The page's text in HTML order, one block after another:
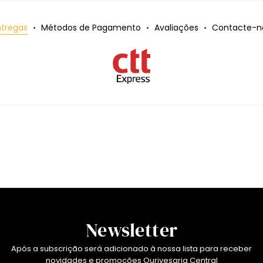
Métodos de Pagamento Avaliações Contacte-
Newsletter
Após a subscrição será adicionado à nossa lista para receber
novidades e promoções Ourivesaria Central